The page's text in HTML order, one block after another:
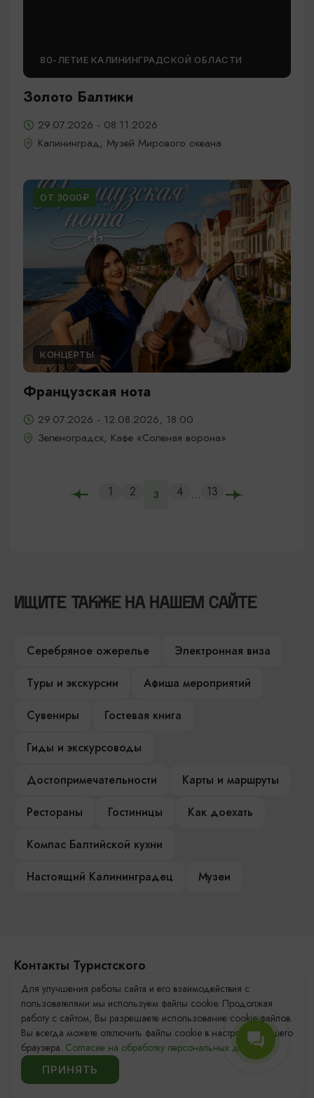
80-ЛЕТИЕ КАЛИНИНГРАДСКОЙ ОБЛАСТИ
Золото Балтики
29.07.2026 - 08.11.2026
Калининград, Музей Мирового океана
ОТ 3000₽
КОНЦЕРТЫ
Французская нота
29.07.2026 - 12.08.2026, 18:00
Зеленоградск, Кафе «Соленая ворона»
1 2 3 4 ... 13
ИЩИТЕ ТАКЖЕ НА НАШЕМ САЙТЕ
Серебряное ожерелье
Электронная виза
Туры и экскурсии
Афиша мероприятий
Сувениры
Гостевая книга
Гиды и экскурсоводы
Достопримечательности
Карты и маршруты
Рестораны
Гостиницы
Как доехать
Компас Балтийской кухни
Настоящий Калининградец
Музеи
Контакты Туристского
информационного центра
+7 (4012) 555-200
8 (800) 200-55-39
info@visit-kaliningrad.ru
Для улучшения работы сайта и его взаимодействия с
пользователями мы используем файлы cookie. Продолжая
работу с сайтом, Вы разрешаете использование cookie-файлов.
Вы всегда можете отключить файлы cookie в настройках Вашего
браузера. Согласие на обработку персональных данных.
ПРИНЯТЬ